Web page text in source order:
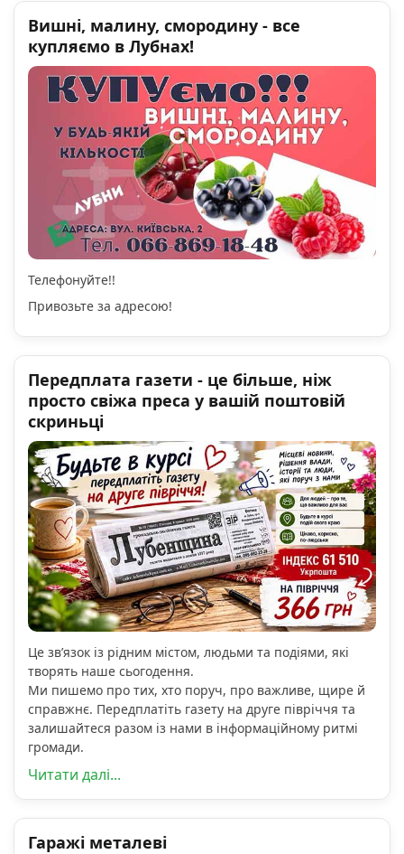
Вишні, малину, смородину - все
купляємо в Лубнах!
Телефонуйте!!
Привозьте за адресою!
Передплата газети - це більше, ніж
просто свіжа преса у вашій поштовій
скриньці
Це зв’язок із рідним містом, людьми та подіями, які
творять наше сьогодення.
Ми пишемо про тих, хто поруч, про важливе, щире й
справжнє. Передплатіть газету на друге півріччя та
залишайтеся разом із нами в інформаційному ритмі
громади.
Читати далі...
Гаражі металеві